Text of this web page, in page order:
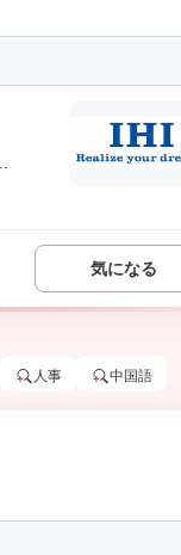
気になる
人事 中国語